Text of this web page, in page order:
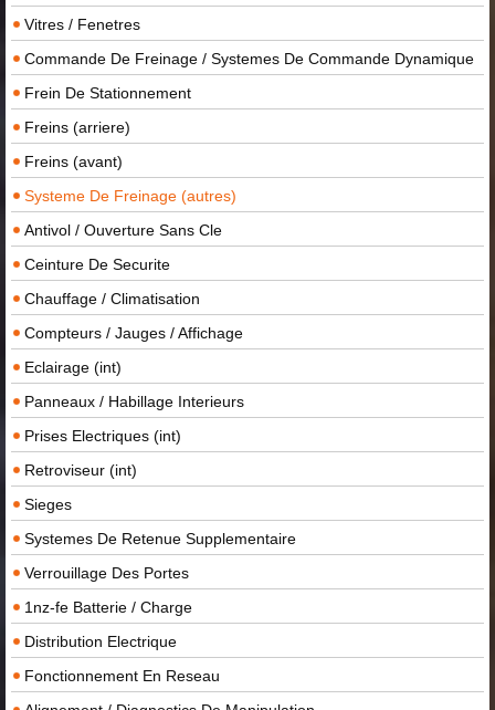
Vitres / Fenetres
Commande De Freinage / Systemes De Commande Dynamique
Frein De Stationnement
Freins (arriere)
Freins (avant)
Systeme De Freinage (autres)
Antivol / Ouverture Sans Cle
Ceinture De Securite
Chauffage / Climatisation
Compteurs / Jauges / Affichage
Eclairage (int)
Panneaux / Habillage Interieurs
Prises Electriques (int)
Retroviseur (int)
Sieges
Systemes De Retenue Supplementaire
Verrouillage Des Portes
1nz-fe Batterie / Charge
Distribution Electrique
Fonctionnement En Reseau